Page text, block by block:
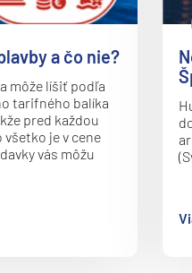
a čo nie?
môže líšiť podľa
tarifného balíka
pred každou
je v cene
vás môžu